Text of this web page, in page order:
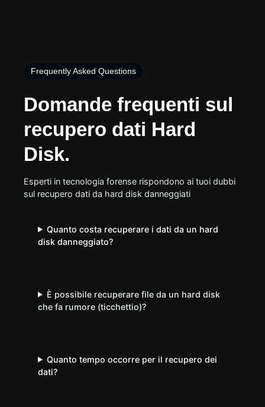
Frequently Asked Questions
Domande frequenti sul
recupero dati Hard
Disk.
Esperti in tecnologia forense rispondono ai tuoi dubbi
sul recupero dati da hard disk danneggiati
Quanto costa recuperare i dati da un hard
disk danneggiato?
È possibile recuperare file da un hard disk
che fa rumore (ticchettio)?
Quanto tempo occorre per il recupero dei
dati?